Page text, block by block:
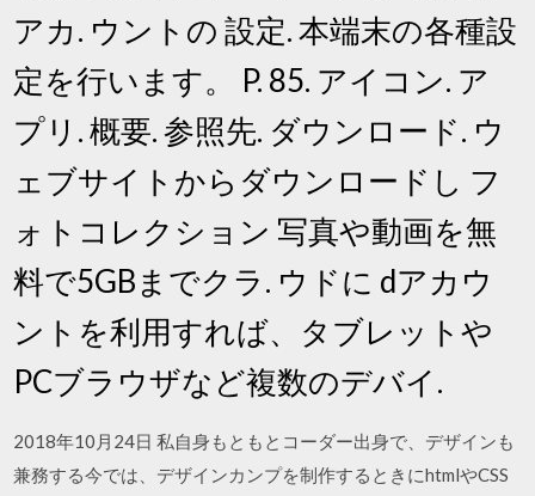
アカ. ウントの 設定. 本端末の各種設
定を行います。 P. 85. アイコン. ア
プリ. 概要. 参照先. ダウンロード. ウ
ェブサイトからダウンロードし フ
ォトコレクション 写真や動画を無
料で5GBまでクラ. ウドに dアカウ
ントを利用すれば、タブレットや
PCブラウザなど複数のデバイ.
2018年10月24日 私自身もともとコーダー出身で、デザインも
兼務する今では、デザインカンプを制作するときにhtmlやCSS